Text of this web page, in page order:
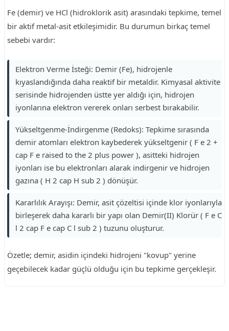
Fe (demir) ve HCl (hidroklorik asit) arasındaki tepkime, temel
bir aktif metal-asit etkileşimidir. Bu durumun birkaç temel
sebebi vardır:
Elektron Verme İsteği: Demir (Fe), hidrojenle
kıyaslandığında daha reaktif bir metaldir. Kimyasal aktivite
serisinde hidrojenden üstte yer aldığı için, hidrojen
iyonlarına elektron vererek onları serbest bırakabilir.
Yükseltgenme-İndirgenme (Redoks): Tepkime sırasında
demir atomları elektron kaybederek yükseltgenir ( F e 2 +
cap F e raised to the 2 plus power ), asitteki hidrojen
iyonları ise bu elektronları alarak indirgenir ve hidrojen
gazına ( H 2 cap H sub 2 ) dönüşür.
Kararlılık Arayışı: Demir, asit çözeltisi içinde klor iyonlarıyla
birleşerek daha kararlı bir yapı olan Demir(II) Klorür ( F e C
l 2 cap F e cap C l sub 2 ) tuzunu oluşturur.
Özetle; demir, asidin içindeki hidrojeni "kovup" yerine
geçebilecek kadar güçlü olduğu için bu tepkime gerçekleşir.